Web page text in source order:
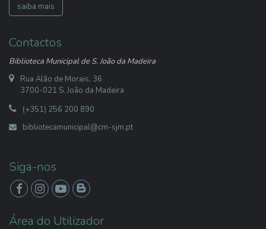
saiba mais
Contactos
Biblioteca Municipal de S. João da Madeira
Rua Alão de Morais, 36
3700-021 S. João da Madeira
(+351) 256 200 890
bibliotecamunicipal@cm-sjm.pt
Siga-nos
Área do Utilizador